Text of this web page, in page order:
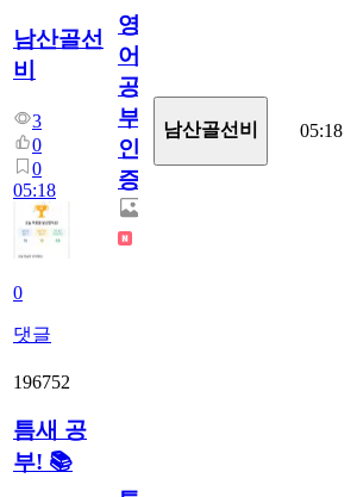
남산골선
비
3
0
0
05:18
0
댓글
영
어
공
부
인
증
남산골선비 05:18
196752
틈새 공
부! 📚